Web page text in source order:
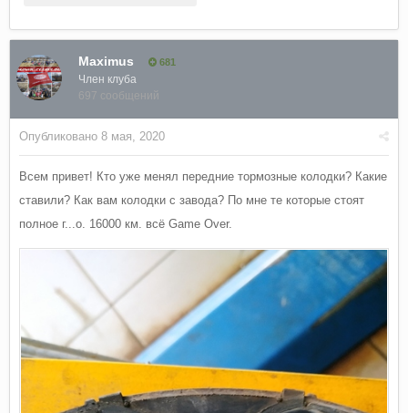
Maximus 681
Член клуба
697 сообщений
Опубликовано 8 мая, 2020
Всем привет! Кто уже менял передние тормозные колодки? Какие
ставили? Как вам колодки с завода? По мне те которые стоят
полное г...о. 16000 км. всё Game Over.